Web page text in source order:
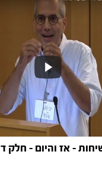
- אז והיום - חלק ד